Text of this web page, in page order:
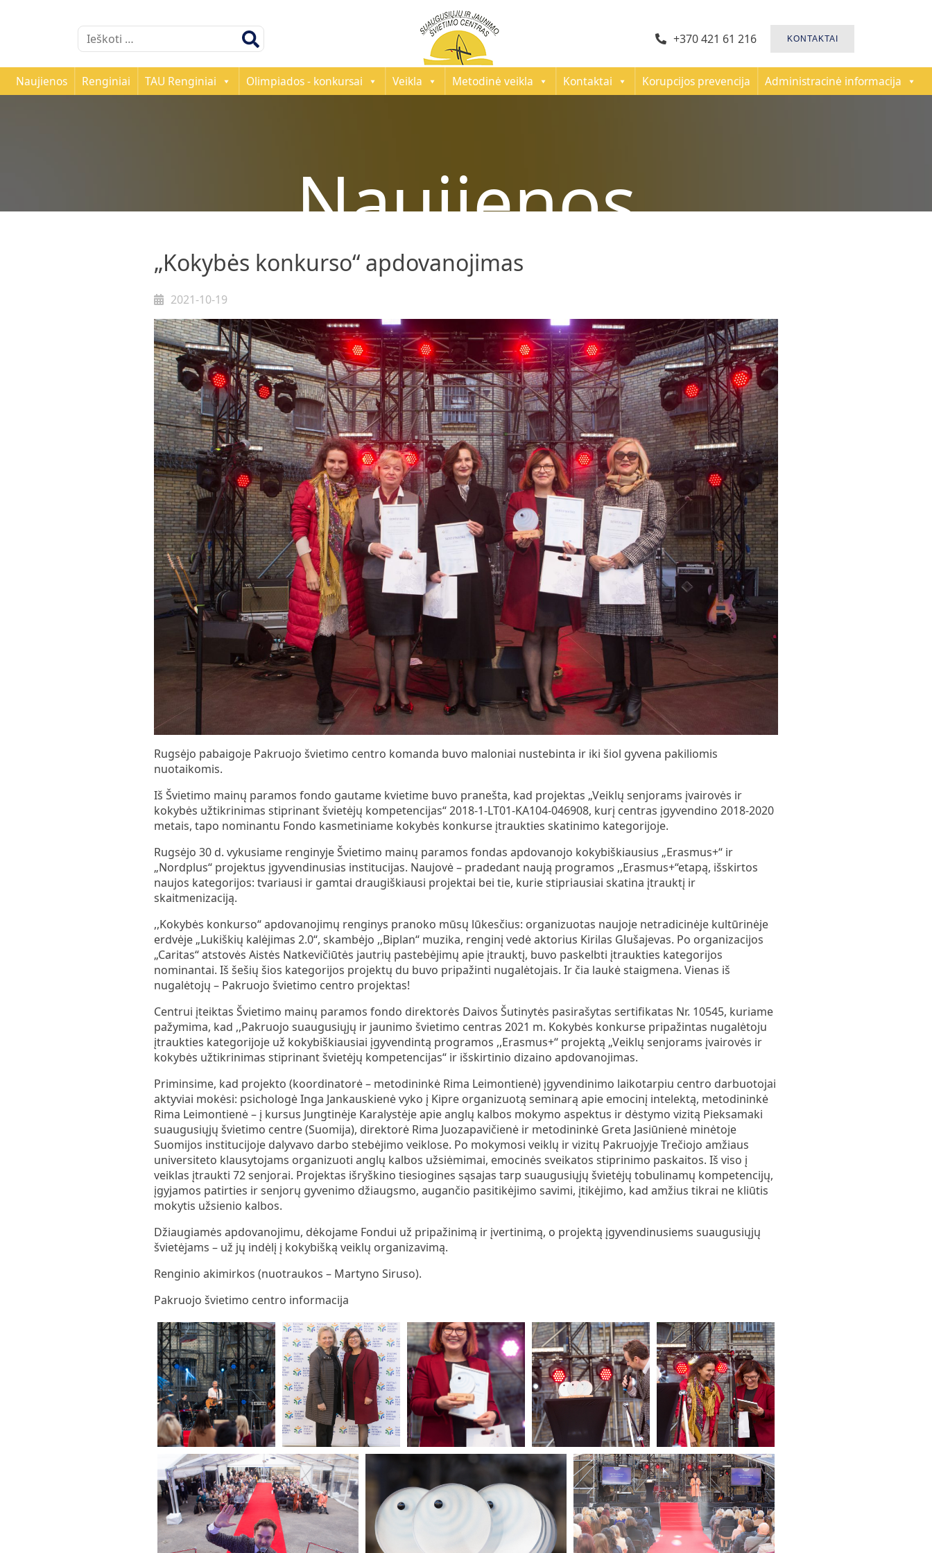
Ieškoti: +370 421 61 216 KONTAKTAI
Naujienos Renginiai TAU Renginiai Olimpiados - konkursai Veikla Metodinė veikla Kontaktai Korupcijos prevencija Administracinė informacija
Naujienos
„Kokybės konkurso“ apdovanojimas
2021-10-19
Rugsėjo pabaigoje Pakruojo švietimo centro komanda buvo maloniai nustebinta ir iki šiol gyvena pakiliomis
nuotaikomis.
Iš Švietimo mainų paramos fondo gautame kvietime buvo pranešta, kad projektas „Veiklų senjorams įvairovės ir
kokybės užtikrinimas stiprinant švietėjų kompetencijas“ 2018-1-LT01-KA104-046908, kurį centras įgyvendino 2018-2020
metais, tapo nominantu Fondo kasmetiniame kokybės konkurse įtraukties skatinimo kategorijoje.
Rugsėjo 30 d. vykusiame renginyje Švietimo mainų paramos fondas apdovanojo kokybiškiausius „Erasmus+“ ir
„Nordplus“ projektus įgyvendinusias institucijas. Naujovė – pradedant naują programos ,,Erasmus+“etapą, išskirtos
naujos kategorijos: tvariausi ir gamtai draugiškiausi projektai bei tie, kurie stipriausiai skatina įtrauktį ir
skaitmenizaciją.
,,Kokybės konkurso“ apdovanojimų renginys pranoko mūsų lūkesčius: organizuotas naujoje netradicinėje kultūrinėje
erdvėje „Lukiškių kalėjimas 2.0“, skambėjo ,,Biplan“ muzika, renginį vedė aktorius Kirilas Glušajevas. Po organizacijos
„Caritas“ atstovės Aistės Natkevičiūtės jautrių pastebėjimų apie įtrauktį, buvo paskelbti įtraukties kategorijos
nominantai. Iš šešių šios kategorijos projektų du buvo pripažinti nugalėtojais. Ir čia laukė staigmena. Vienas iš
nugalėtojų – Pakruojo švietimo centro projektas!
Centrui įteiktas Švietimo mainų paramos fondo direktorės Daivos Šutinytės pasirašytas sertifikatas Nr. 10545, kuriame
pažymima, kad ,,Pakruojo suaugusiųjų ir jaunimo švietimo centras 2021 m. Kokybės konkurse pripažintas nugalėtoju
įtraukties kategorijoje už kokybiškiausiai įgyvendintą programos ,,Erasmus+“ projektą „Veiklų senjorams įvairovės ir
kokybės užtikrinimas stiprinant švietėjų kompetencijas“ ir išskirtinio dizaino apdovanojimas.
Priminsime, kad projekto (koordinatorė – metodininkė Rima Leimontienė) įgyvendinimo laikotarpiu centro darbuotojai
aktyviai mokėsi: psichologė Inga Jankauskienė vyko į Kipre organizuotą seminarą apie emocinį intelektą, metodininkė
Rima Leimontienė – į kursus Jungtinėje Karalystėje apie anglų kalbos mokymo aspektus ir dėstymo vizitą Pieksamaki
suaugusiųjų švietimo centre (Suomija), direktorė Rima Juozapavičienė ir metodininkė Greta Jasiūnienė minėtoje
Suomijos institucijoje dalyvavo darbo stebėjimo veiklose. Po mokymosi veiklų ir vizitų Pakruojyje Trečiojo amžiaus
universiteto klausytojams organizuoti anglų kalbos užsiėmimai, emocinės sveikatos stiprinimo paskaitos. Iš viso į
veiklas įtraukti 72 senjorai. Projektas išryškino tiesiogines sąsajas tarp suaugusiųjų švietėjų tobulinamų kompetencijų,
įgyjamos patirties ir senjorų gyvenimo džiaugsmo, augančio pasitikėjimo savimi, įtikėjimo, kad amžius tikrai ne kliūtis
mokytis užsienio kalbos.
Džiaugiamės apdovanojimu, dėkojame Fondui už pripažinimą ir įvertinimą, o projektą įgyvendinusiems suaugusiųjų
švietėjams – už jų indėlį į kokybišką veiklų organizavimą.
Renginio akimirkos (nuotraukos – Martyno Siruso).
Pakruojo švietimo centro informacija